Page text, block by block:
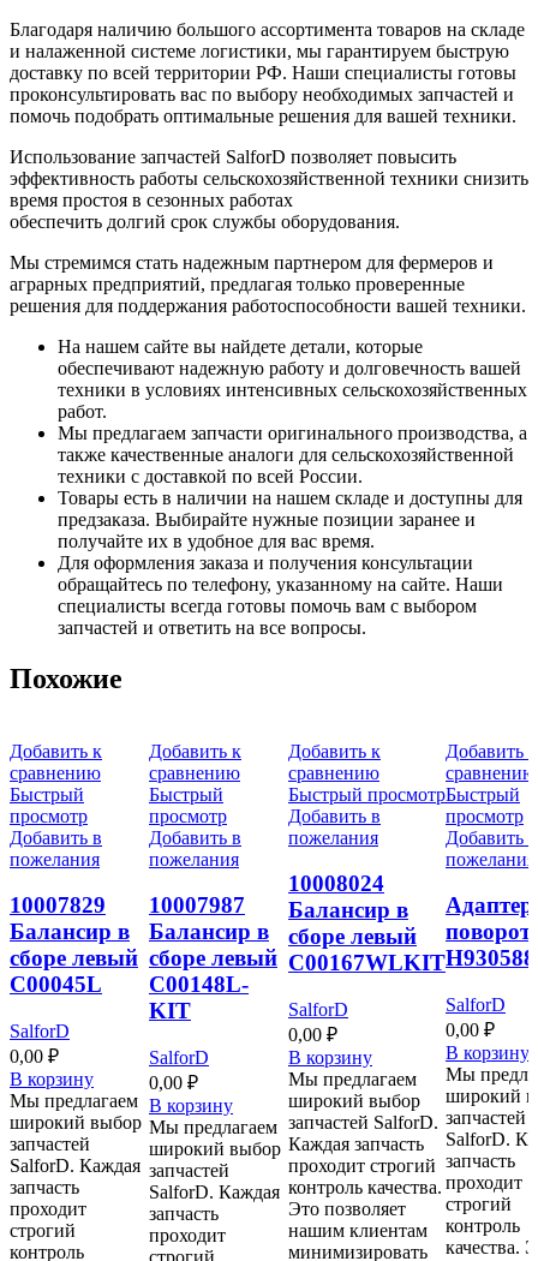
Благодаря наличию большого ассортимента товаров на складе
и налаженной системе логистики, мы гарантируем быструю
доставку по всей территории РФ. Наши специалисты готовы
проконсультировать вас по выбору необходимых запчастей и
помочь подобрать оптимальные решения для вашей техники.
Использование запчастей SalforD позволяет повысить
эффективность работы сельскохозяйственной техники снизить
время простоя в сезонных работах
обеспечить долгий срок службы оборудования.
Мы стремимся стать надежным партнером для фермеров и
аграрных предприятий, предлагая только проверенные
решения для поддержания работоспособности вашей техники.
На нашем сайте вы найдете детали, которые
обеспечивают надежную работу и долговечность вашей
техники в условиях интенсивных сельскохозяйственных
работ.
Мы предлагаем запчасти оригинального производства, а
также качественные аналоги для сельскохозяйственной
техники с доставкой по всей России.
Товары есть в наличии на нашем складе и доступны для
предзаказа. Выбирайте нужные позиции заранее и
получайте их в удобное для вас время.
Для оформления заказа и получения консультации
обращайтесь по телефону, указанному на сайте. Наши
специалисты всегда готовы помочь вам с выбором
запчастей и ответить на все вопросы.
Похожие
Добавить к
сравнению
Быстрый
просмотр
Добавить в
пожелания
10007829
Балансир в
сборе левый
C00045L
SalforD
0,00 ₽
В корзину
Мы предлагаем
широкий выбор
запчастей
SalforD. Каждая
запчасть
проходит
строгий
контроль
Добавить к
сравнению
Быстрый
просмотр
Добавить в
пожелания
10007987
Балансир в
сборе левый
C00148L-
KIT
SalforD
0,00 ₽
В корзину
Мы предлагаем
широкий выбор
запчастей
SalforD. Каждая
запчасть
проходит
Добавить к
сравнению
Быстрый просмотр
Добавить в
пожелания
10008024
Балансир в
сборе левый
C00167WLKIT
SalforD
0,00 ₽
В корзину
Мы предлагаем
широкий выбор
запчастей SalforD.
Каждая запчасть
проходит строгий
контроль качества.
Это позволяет
нашим клиентам
минимизировать
Добавить к
сравнению
Быстрый
просмотр
Добавить в
пожелания
Адаптер
Н930588
SalforD
0,00 ₽
В корзину
Мы
широкий
запчастей
SalforD.
запчасть
проходит
строгий
контроль
качества.